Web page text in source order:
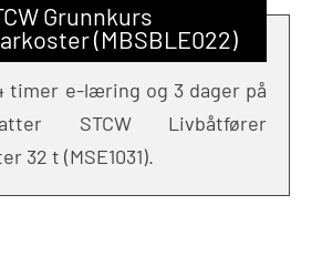
Grunnkurs
(MBSBLE022)
timer e-læring og 3 dager på
STCW Livbåtfører
32 t (MSE1031).